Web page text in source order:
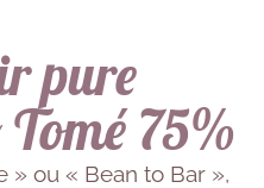
pure
75%
» ou « Bean to Bar »,